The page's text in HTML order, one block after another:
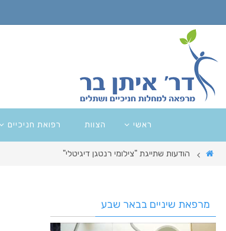
ראשי הצוות רפואת חניכיים
הודעות שתייגת "צילומי רנטגן דיגיטלי"
מרפאת שיניים בבאר שבע